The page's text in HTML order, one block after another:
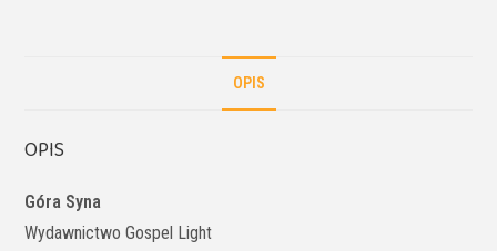
OPIS
OPIS
Góra Syna
Wydawnictwo Gospel Light